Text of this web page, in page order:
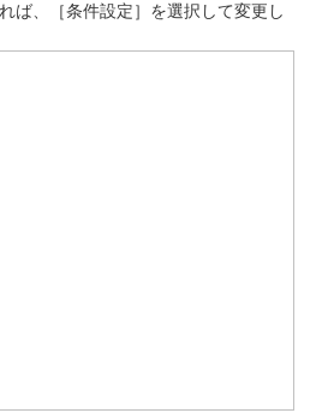
ば、［条件設定］を選択して変更し